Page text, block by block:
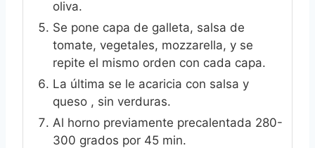
oliva.
Se pone capa de galleta, salsa de
tomate, vegetales, mozzarella, y se
repite el mismo orden con cada capa.
La última se le acaricia con salsa y
queso , sin verduras.
Al horno previamente precalentada 280-
300 grados por 45 min.